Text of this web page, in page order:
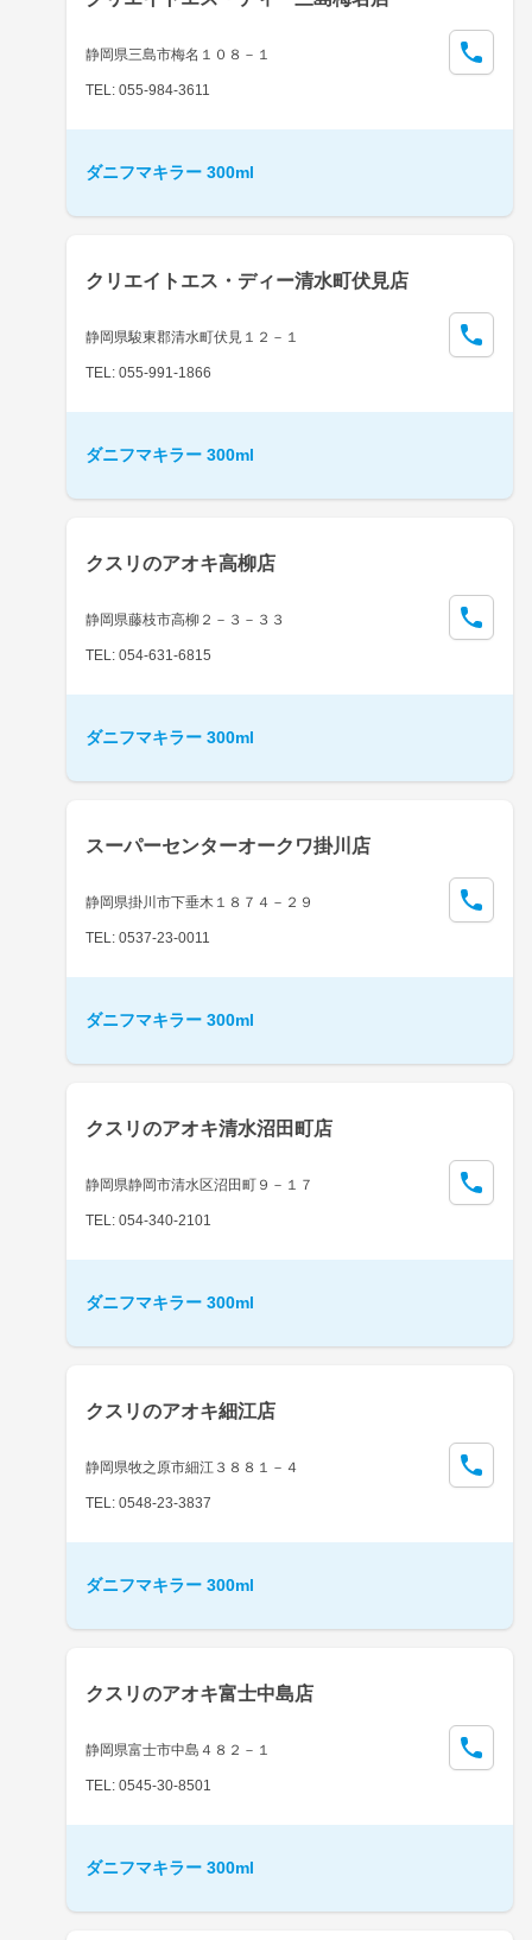
静岡県三島市梅名１０８－１
TEL: 055-984-3611
ダニフマキラー 300ml
クリエイトエス・ディー清水町伏見店
静岡県駿東郡清水町伏見１２－１
TEL: 055-991-1866
ダニフマキラー 300ml
クスリのアオキ高柳店
静岡県藤枝市高柳２－３－３３
TEL: 054-631-6815
ダニフマキラー 300ml
スーパーセンターオークワ掛川店
静岡県掛川市下垂木１８７４－２９
TEL: 0537-23-0011
ダニフマキラー 300ml
クスリのアオキ清水沼田町店
静岡県静岡市清水区沼田町９－１７
TEL: 054-340-2101
ダニフマキラー 300ml
クスリのアオキ細江店
静岡県牧之原市細江３８８１－４
TEL: 0548-23-3837
ダニフマキラー 300ml
クスリのアオキ富士中島店
静岡県富士市中島４８２－１
TEL: 0545-30-8501
ダニフマキラー 300ml